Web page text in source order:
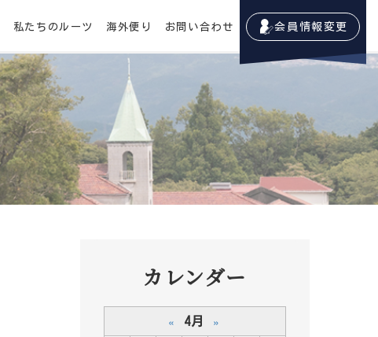
私たちのルーツ 海外便り お問い合わせ 会員情報変更
カレンダー
« 4月 »